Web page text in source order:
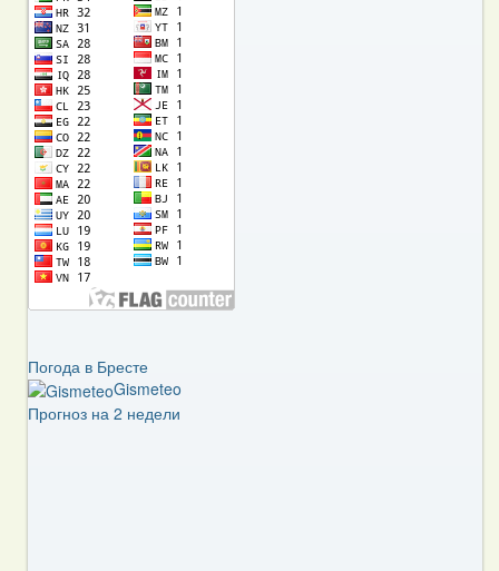
Погода в Бресте
Gismeteo
Прогноз на 2 недели